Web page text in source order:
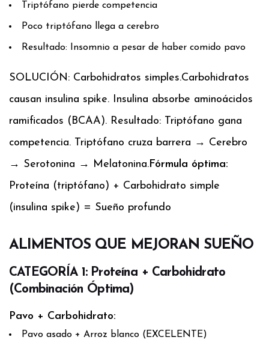
Triptófano pierde competencia
Poco triptófano llega a cerebro
Resultado: Insomnio a pesar de haber comido pavo
SOLUCIÓN: Carbohidratos simples.Carbohidratos
causan insulina spike. Insulina absorbe aminoácidos
ramificados (BCAA). Resultado: Triptófano gana
competencia. Triptófano cruza barrera → Cerebro
→ Serotonina → Melatonina.Fórmula óptima:
Proteína (triptófano) + Carbohidrato simple
(insulina spike) = Sueño profundo
ALIMENTOS QUE MEJORAN SUEÑO
CATEGORÍA 1: Proteína + Carbohidrato
(Combinación Óptima)
Pavo + Carbohidrato:
Pavo asado + Arroz blanco (EXCELENTE)